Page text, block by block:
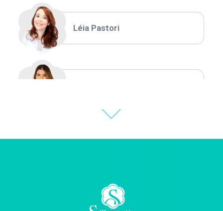
Léia Pastori
Carla Eschberger